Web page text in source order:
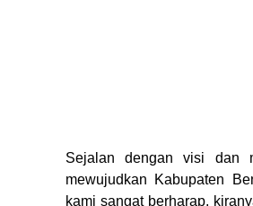
Sejalan dengan visi dan
mewujudkan Kabupaten
kami sangat berharap,